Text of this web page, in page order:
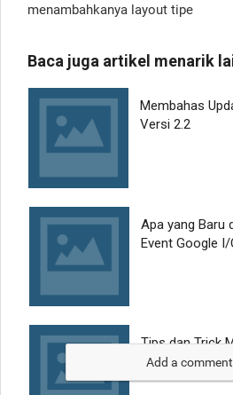
menambahkanya layout tipe
Add a comment